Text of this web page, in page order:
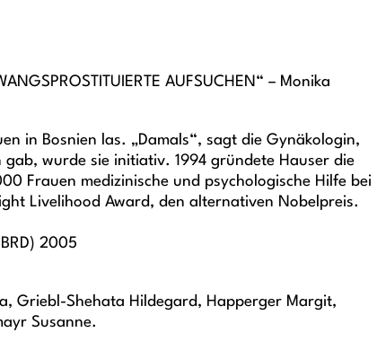
AUFSUCHEN“ – Monika
in Bosnien las. „Damals“, sagt die Gynäkologin,
wurde sie initiativ. 1994 gründete Hauser die
Frauen medizinische und psychologische Hilfe bei
Livelihood Award, den alternativen Nobelpreis.
2005
Griebl-Shehata Hildegard, Happerger Margit,
Susanne.